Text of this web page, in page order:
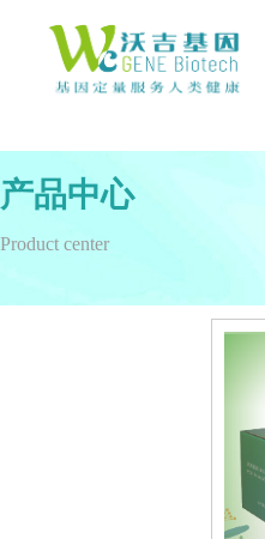
产品中心
Product center